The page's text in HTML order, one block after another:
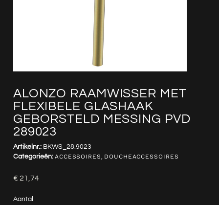
ALONZO RAAMWISSER MET
FLEXIBELE GLASHAAK
GEBORSTELD MESSING PVD
289023
Artikelnr.: BKWS_28.9023
Categorieën: ACCESSOIRES, DOUCHEACCESSOIRES
€ 21,74
Aantal